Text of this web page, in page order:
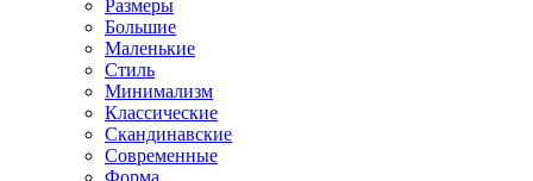
Размеры
Большие
Маленькие
Стиль
Минимализм
Классические
Скандинавские
Современные
Форма